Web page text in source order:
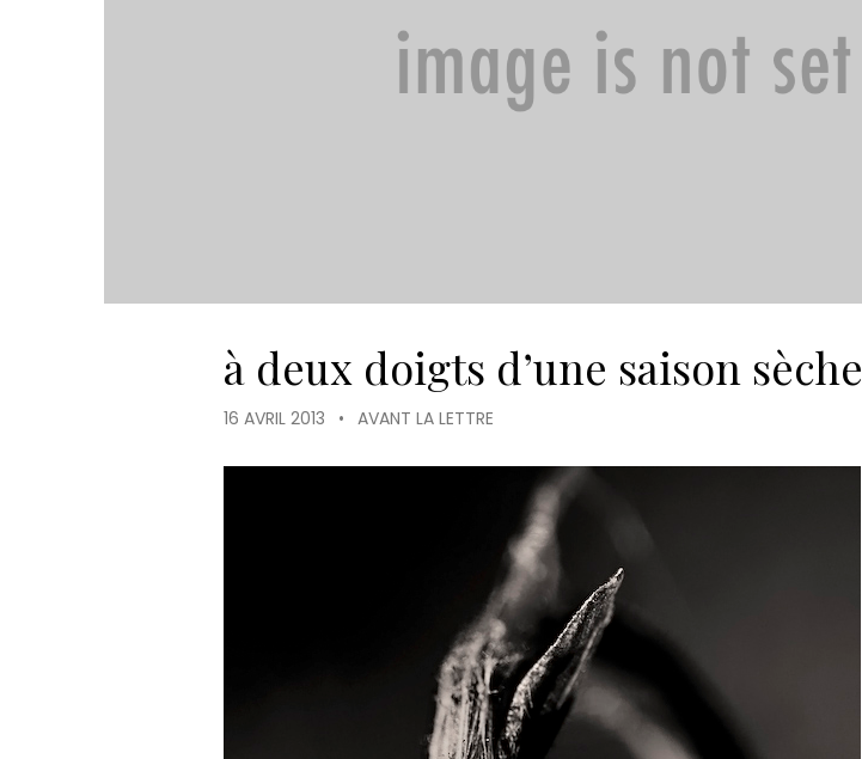
à deux doigts d’une saison sèche
16 AVRIL 2013 • AVANT LA LETTRE